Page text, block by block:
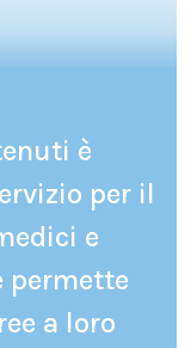
è
per il
e
a loro